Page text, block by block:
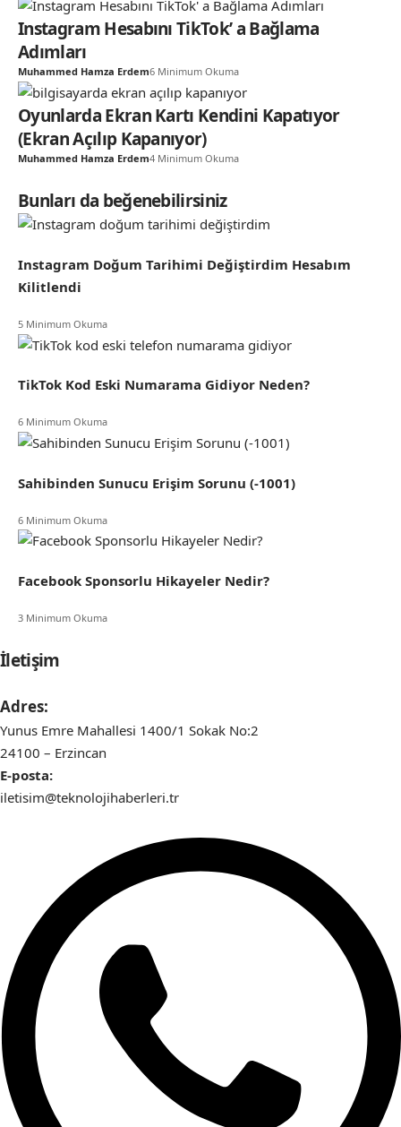
Instagram Hesabını TikTok’ a Bağlama
Adımları
Muhammed Hamza Erdem6 Minimum Okuma
Oyunlarda Ekran Kartı Kendini Kapatıyor
(Ekran Açılıp Kapanıyor)
Muhammed Hamza Erdem4 Minimum Okuma
Bunları da beğenebilirsiniz
Instagram Doğum Tarihimi Değiştirdim Hesabım
Kilitlendi
5 Minimum Okuma
TikTok Kod Eski Numarama Gidiyor Neden?
6 Minimum Okuma
Sahibinden Sunucu Erişim Sorunu (-1001)
6 Minimum Okuma
Facebook Sponsorlu Hikayeler Nedir?
3 Minimum Okuma
İletişim
Adres:
Yunus Emre Mahallesi 1400/1 Sokak No:2
24100 – Erzincan
E-posta:
iletisim@teknolojihaberleri.tr